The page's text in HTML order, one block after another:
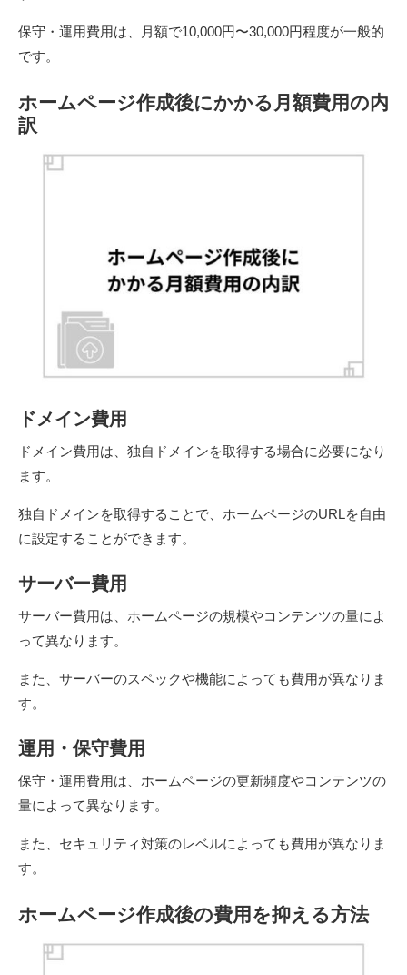
保守・運用費用は、月額で10,000円〜30,000円程度が一般的
です。
ホームページ作成後にかかる月額費用の内
訳
ドメイン費用
ドメイン費用は、独自ドメインを取得する場合に必要になり
ます。
独自ドメインを取得することで、ホームページのURLを自由
に設定することができます。
サーバー費用
サーバー費用は、ホームページの規模やコンテンツの量によ
って異なります。
また、サーバーのスペックや機能によっても費用が異なりま
す。
運用・保守費用
保守・運用費用は、ホームページの更新頻度やコンテンツの
量によって異なります。
また、セキュリティ対策のレベルによっても費用が異なりま
す。
ホームページ作成後の費用を抑える方法